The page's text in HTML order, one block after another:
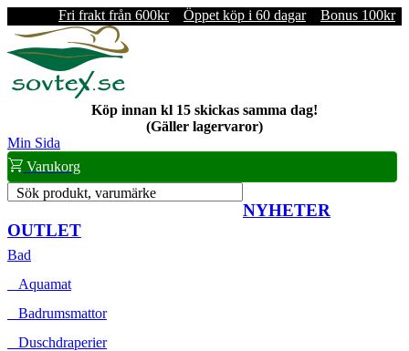
Fri frakt från 600kr Öppet köp i 60 dagar Bonus 100kr
Köp innan kl 15 skickas samma dag!
(Gäller lagervaror)
Min Sida
Varukorg
Sök produkt, varumärke
NYHETER
OUTLET
Bad
Aquamat
Badrumsmattor
Duschdraperier